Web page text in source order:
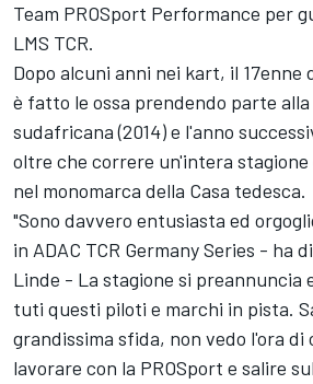
Team PROSport Performance per
LMS TCR.
Dopo alcuni anni nei kart, il 17enne
è fatto le ossa prendendo parte alla
sudafricana (2014) e l'anno
oltre che correre un'intera stagione
nel monomarca della Casa tedesca.
"Sono davvero entusiasta ed
in ADAC TCR Germany Series - ha
Linde - La stagione si preannuncia
tuti questi piloti e marchi in pista.
grandissima sfida, non vedo l'ora di
lavorare con la PROSport e salire